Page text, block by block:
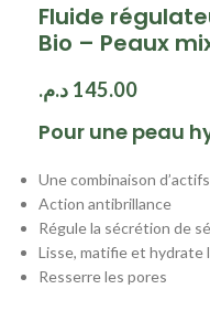
Fluide
Bio – Peaux
145.00 د.م.
Pour une peau
Une combinaison
Action antibrillance
Régule la sécrétion de
Lisse, matifie et hydrate
Resserre les pores